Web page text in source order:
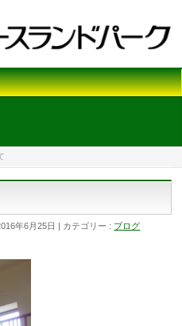
年6月25日 カテゴリー : ブログ